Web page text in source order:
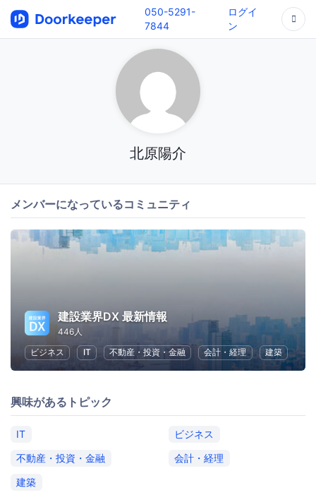
050-5291-
7844
ログイ
ン
北原陽介
メンバーになっているコミュニティ
建設業界DX 最新情報
446人
ビジネス
IT 不動産・投資・金融 会計・経理 建築
興味があるトピック
IT
ビジネス
不動産・投資・金融
会計・経理
建築